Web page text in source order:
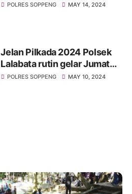
POLRES SOPPENG MAY 14, 2024
Jelan Pilkada 2024 Polsek
Lalabata rutin gelar Jumat
Curhat
POLRES SOPPENG MAY 10, 2024